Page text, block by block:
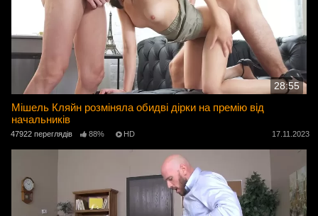
28:55
Мішель Кляйн розміняла обидві дірки на премію від
начальників
47922 переглядів 88% HD 17.11.2023